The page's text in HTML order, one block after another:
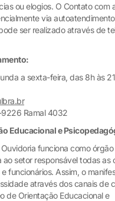
ou elogios. O Contato com
via
ser realizado através de
a sexta-feira, das 8h às
9226 Ramal 4032
Educacional e
Ouvidoria funciona como
ao setor responsável todas as
funcionários. Assim, o
através dos canais de
de Orientação Educacional e